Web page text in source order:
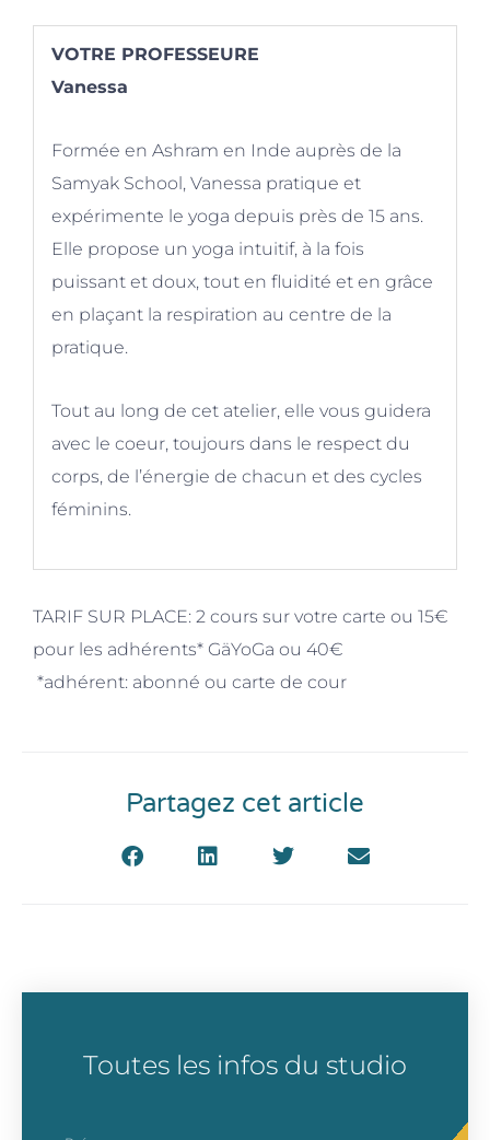
VOTRE PROFESSEURE
Vanessa
Formée en Ashram en Inde auprès de la
Samyak School, Vanessa pratique et
expérimente le yoga depuis près de 15 ans.
Elle propose un yoga intuitif, à la fois
puissant et doux, tout en fluidité et en grâce
en plaçant la respiration au centre de la
pratique.
Tout au long de cet atelier, elle vous guidera
avec le coeur, toujours dans le respect du
corps, de l’énergie de chacun et des cycles
féminins.
TARIF SUR PLACE: 2 cours sur votre carte ou 15€
pour les adhérents* GäYoGa ou 40€
*adhérent: abonné ou carte de cour
Partagez cet article
Toutes les infos du studio